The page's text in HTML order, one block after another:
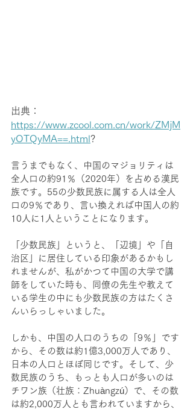
出典：
https://www.zcool.com.cn/work/ZMjM
yOTQyMA==.html?
言うまでもなく、中国のマジョリティは
全人口の約91％（2020年）を占める漢民
族です。55の少数民族に属する人は全人
口の9％であり、言い換えれば中国人の約
10人に1人ということになります。
「少数民族」というと、「辺境」や「自
治区」に居住している印象があるかもし
れませんが、私がかつて中国の大学で講
師をしていた時も、同僚の先生や教えて
いる学生の中にも少数民族の方はたくさ
んいらっしゃいました。
しかも、中国の人口のうちの「9％」です
から、その数は約1億3,000万人であり、
日本の人口とほぼ同じです。そして、少
数民族のうち、もっとも人口が多いのは
チワン族（壮族：Zhuàngzú）で、その数
は約2,000万人とも言われていますから、